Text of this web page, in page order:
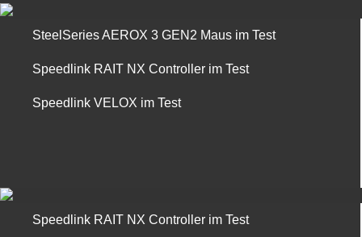
SteelSeries AEROX 3 GEN2 Maus im Test
Speedlink RAIT NX Controller im Test
Speedlink VELOX im Test
Speedlink RAIT NX Controller im Test